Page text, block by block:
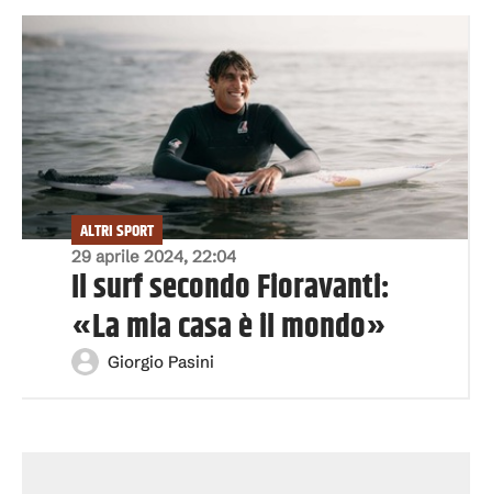
29 aprile 2024, 22:04
ALTRI SPORT
Il surf secondo Fioravanti:
«La mia casa è il mondo»
Giorgio Pasini